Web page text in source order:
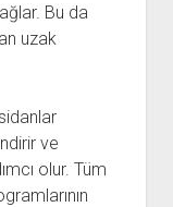
Bu da
uzak
ve
olur. Tüm